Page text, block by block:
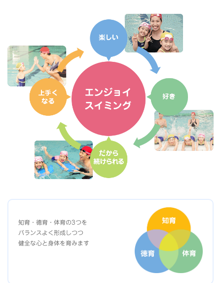
知育・徳育・体育の3つを
バランスよく形成しつつ
健全な心と身体を育みます